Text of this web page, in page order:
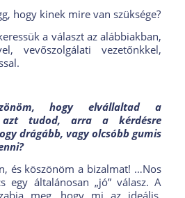
hogy kinek mire van szüksége?
a választ az alábbiakban,
vevőszolgálati vezetőnkkel,
hogy elvállaltad a
azt tudod, arra a kérdésre
drágább, vagy olcsóbb gumis
és köszönöm a bizalmat! …Nos
egy általánosan „jó” válasz. A
meg, hogy mi az ideális.